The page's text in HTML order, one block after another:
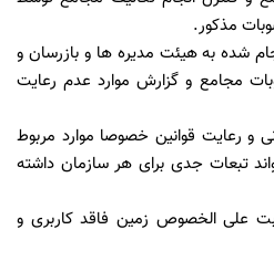
مذکور.
شده به هیئت مدیره ها و بازرسان و
مجامع و گزارش موارد عدم رعایت
و رعایت قوانین خصوصا موارد مربوط
تبعات جدی برای هر سازمان داشته
علی الخصوص زمین فاقد کاربری و